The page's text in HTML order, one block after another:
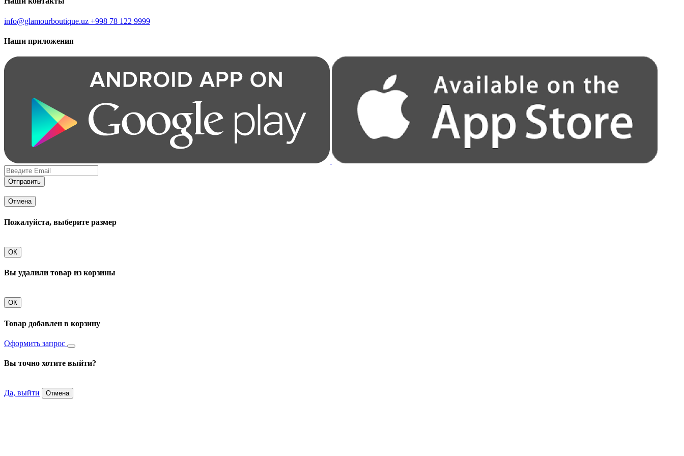
info@glamourboutique.uz +998 78 122 9999
Наши приложения
Отправить
Отмена
Пожалуйста, выберите размер
ОК
Вы удалили товар из корзины
ОК
Товар добавлен в корзину
Оформить запрос
Вы точно хотите выйти?
Да, выйти Отмена